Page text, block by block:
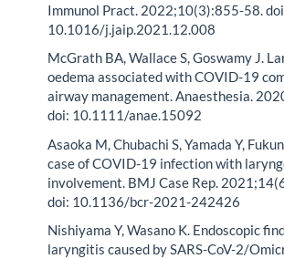
Immunol Pract. 2022;10(3):855-58.
10.1016/j.jaip.2021.12.008
McGrath BA, Wallace S, Goswamy J.
oedema associated with COVID-19
airway management. Anaesthesia.
doi: 10.1111/anae.15092
Asaoka M, Chubachi S, Yamada Y,
case of COVID-19 infection with
involvement. BMJ Case Rep.
doi: 10.1136/bcr-2021-242426
Nishiyama Y, Wasano K. Endoscopic
laryngitis caused by SARS-CoV-2/